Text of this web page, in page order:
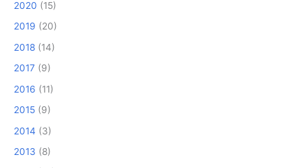
2020 (15)
2019 (20)
2018 (14)
2017 (9)
2016 (11)
2015 (9)
2014 (3)
2013 (8)